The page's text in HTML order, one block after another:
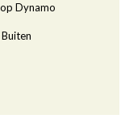
Dynamo